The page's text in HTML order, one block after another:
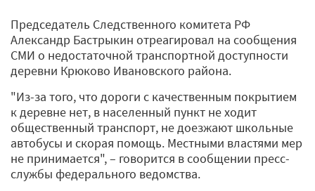
Председатель Следственного комитета РФ
Александр Бастрыкин отреагировал на сообщения
СМИ о недостаточной транспортной доступности
деревни Крюково Ивановского района.
"Из-за того, что дороги с качественным покрытием
к деревне нет, в населенный пункт не ходит
общественный транспорт, не доезжают школьные
автобусы и скорая помощь. Местными властями мер
не принимается", – говорится в сообщении пресс-
службы федерального ведомства.